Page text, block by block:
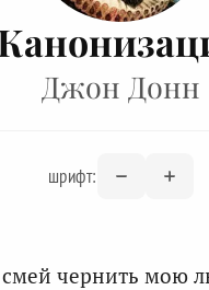
Джон Донн
шрифт:
чернить мою